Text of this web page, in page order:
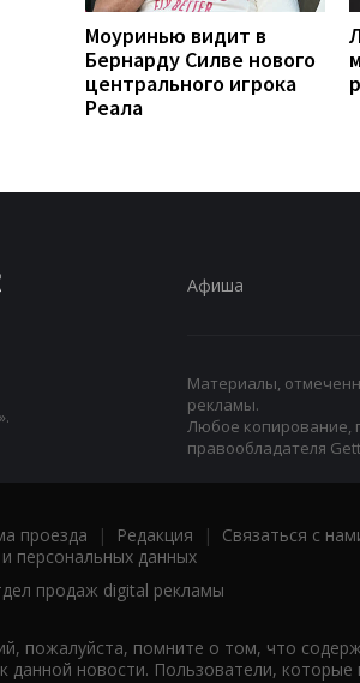
Моуринью видит в
Бернарду Силве нового
центрального игрока
Реала
Афиша
Материалы,
рекламы.
Любое копирование,
правообладателя
проезда | Редакция | Связаться с
персональных данных
продаж digital рекламы
пожалуйста, помните о том, что
новости. Пользователи, которые